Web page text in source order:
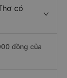
có
đồng của